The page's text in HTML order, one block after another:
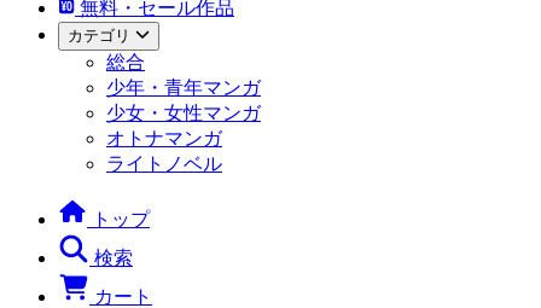
無料・セール作品
カテゴリ
総合
少年・青年マンガ
少女・女性マンガ
オトナマンガ
ライトノベル
トップ
検索
カート